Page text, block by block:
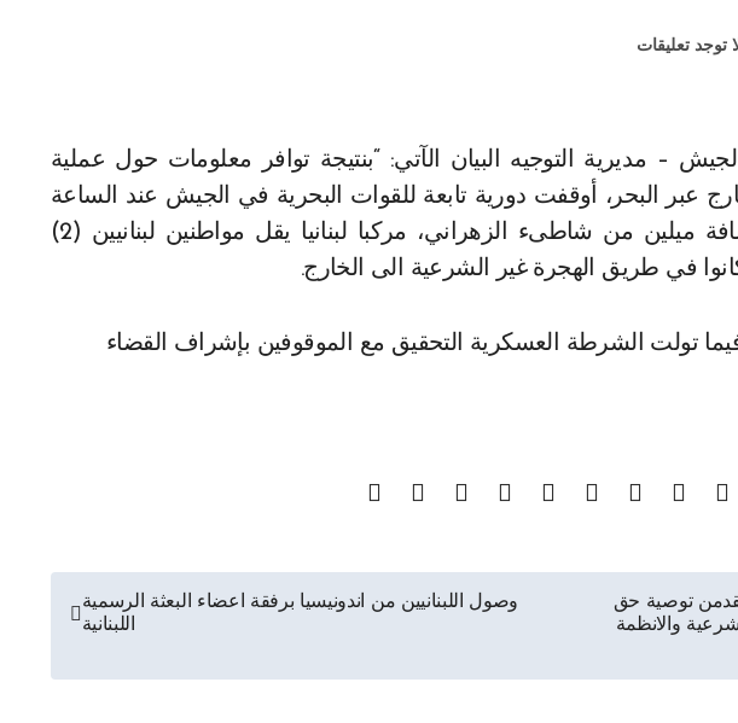
توجد تعليقات
عبر البحر، أوقفت دورية تابعة للقوات البحرية في الجيش عند الساعة
الثانية من فجر اليوم، وعلى مسافة ميلين من شاطىء الزهراني، مركبا لبنانيا يقل مواطنين لبنانيين (2)
تولت الشرطة العسكرية التحقيق مع الموقوفين بإشراف القضاء
توصية حق
والانظمة
وصول اللبنانيين من اندونيسيا برفقة اعضاء البعثة الرسمية
اللبنانية